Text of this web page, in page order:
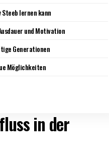
Steeb lernen kann
und Motivation
Generationen
Möglichkeiten
in der